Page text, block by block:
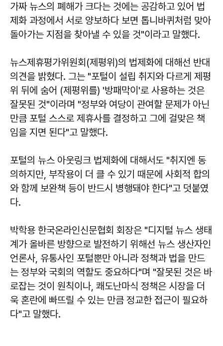
가짜 뉴스의 폐해가 크다는 것에는 공감하고 있어 법
제화 과정에서 서로 양보하다 보면 톱니바퀴처럼 맞아
돌아가는 지점을 찾아낼 수 있을 것"이라고 말했다.
뉴스제휴평가위원회(제평위)의 법제화에 대해선 반대
의견을 밝혔다. 그는 "포털이 설립 취지와 다르게 제평
위 뒤에 숨어 (제평위를) '방패막이'로 사용하는 것은
잘못된 것"이라며 "정부와 여당이 관여할 문제가 아닌
만큼 포털 스스로 제휴사를 결정하고 그에 걸맞은 책
임을 지면 된다"고 말했다.
포털의 뉴스 아웃링크 법제화에 대해서도 "취지엔 동
의하지만, 부작용이 더 클 수 있기 때문에 사회적 합의
와 함께 보완책 등이 반드시 병행돼야 한다"고 덧붙였
다.
박학용 한국온라인신문협회 회장은 "디지털 뉴스 생태
계가 올바른 방향으로 발전하기 위해선 뉴스 생산자인
언론사, 유통사인 포털뿐만 아니라 정책과 법을 만드
는 정부와 국회의 역할도 중요하다"며 "잘못된 것은 바
로잡는 것이 원칙이나, 쾌도난마식 정책은 시장을 더
욱 혼란에 빠뜨릴 수 있는 만큼 정교한 접근이 필요하
다"고 말했다.